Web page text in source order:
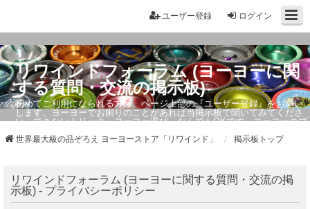
ログイン
ユーザー登録
リワインドフォーラム (ヨーヨーに関
する質問・交流の掲示板)
初めてご利用になられる方は、ページ上部の『ユーザー登録』をお願い
します。ヨーヨーでお困りのことがあれば当掲示板で聞いてみてくださ
い。できないトリック・ヨーヨー選び、なんでもOKです。ヨーヨーのプ
世界最大級の品ぞろえ ヨーヨーストア「リワインド」 掲示板トップ
リワインドフォーラム (ヨーヨーに関する質問・交流の掲
示板) - プライバシーポリシー